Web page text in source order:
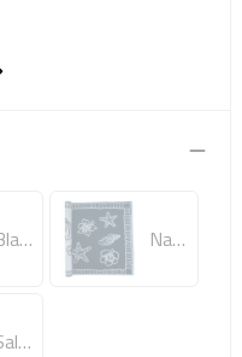
Black/White Navy Blue/Light Blue
Salmon/White